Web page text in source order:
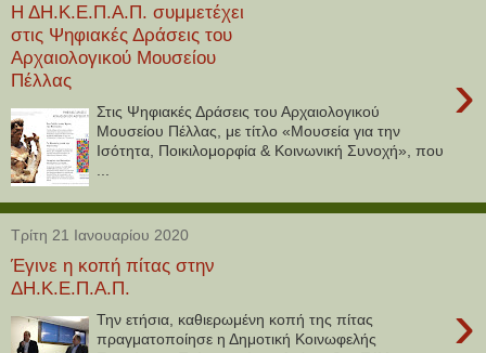
Η ΔΗ.Κ.Ε.Π.Α.Π. συμμετέχει
στις Ψηφιακές Δράσεις του
Αρχαιολογικού Μουσείου
Πέλλας
›
Στις Ψηφιακές Δράσεις του Αρχαιολογικού
Μουσείου Πέλλας, με τίτλο «Μουσεία για την
Ισότητα, Ποικιλομορφία & Κοινωνική Συνοχή», που
Τρίτη 21 Ιανουαρίου 2020
Έγινε η κοπή πίτας στην
ΔΗ.Κ.Ε.Π.Α.Π.
›
Την ετήσια, καθιερωμένη κοπή της πίτας
πραγματοποίησε η Δημοτική Κοινωφελής